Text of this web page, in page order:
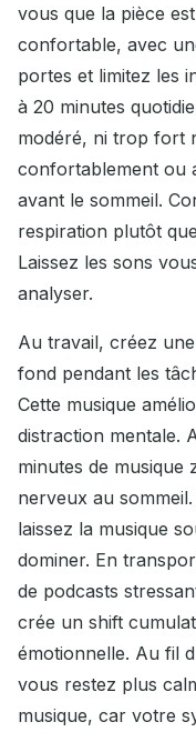
vous que la pièce
confortable, avec
portes et limitez les
à 20 minutes
modéré, ni trop fort
confortablement ou
avant le sommeil.
respiration plutôt
Laissez les sons
analyser.
Au travail, créez
fond pendant les
Cette musique
distraction mentale.
minutes de
nerveux au
laissez la musique
dominer. En
de podcasts
crée un shift
émotionnelle. Au fil
vous restez plus
musique, car votre